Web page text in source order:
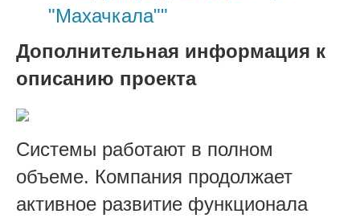
"Махачкала""
Дополнительная информация к
описанию проекта
Системы работают в полном
объеме. Компания продолжает
активное развитие функционала